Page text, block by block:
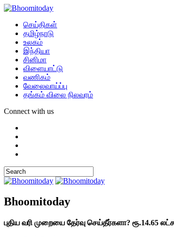
செய்திகள்
தமிழ்நாடு
உலகம்
இந்தியா
சினிமா
விளையாட்டு
வணிகம்
வேலைவாய்ப்பு
தங்கம் விலை நிலவரம்
Connect with us
Bhoomitoday
புதிய வரி முறையை தேர்வு செய்தீர்களா? ரூ.14.65